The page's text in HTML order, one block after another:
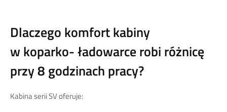
Dlaczego komfort kabiny
w koparko- ładowarce robi różnicę
przy 8 godzinach pracy?
Kabina serii SV oferuje: